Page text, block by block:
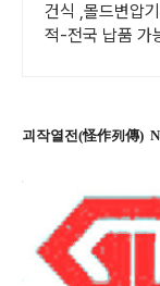
건식 ,몰드변압
적-전국 납품 가
괴작열전(怪作列傳)